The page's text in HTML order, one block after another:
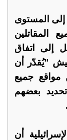
المستوى
المقاتلين
إلى اتفاق
"يُقدّر أن
جميع
بعضهم
أن